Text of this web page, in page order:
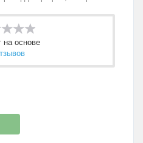
на основе